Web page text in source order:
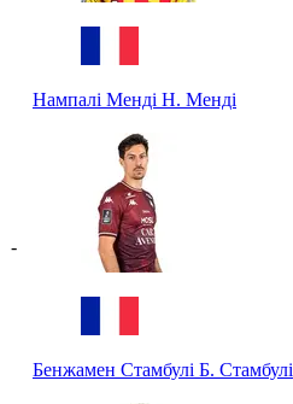
Нампалі Менді Н. Менді
-
Бенжамен Стамбулі Б. Стамбулі